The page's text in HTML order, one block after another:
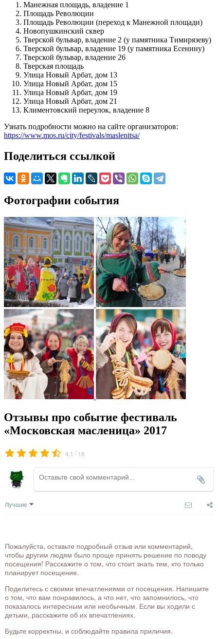
Манежная площадь, владение 1
Площадь Революции
Площадь Революции (переход к Манежной площади)
Новопушкинский сквер
Тверской бульвар, владение 2 (у памятника Тимирязеву)
Тверской бульвар, владение 19 (у памятника Есенину)
Тверской бульвар, владение 26
Тверская площадь
Улица Новый Арбат, дом 13
Улица Новый Арбат, дом 15
Улица Новый Арбат, дом 19
Улица Новый Арбат, дом 21
Климентовский переулок, владение 8
Узнать подробности можно на сайте организаторов:
https://www.mos.ru/city/festivals/maslenitsa/
Поделиться ссылкой
Фотографии события
Отзывы про событие фестиваль
«Московская масленица» 2017
4.1 / 16
Лучшие
Пожалуйста, оставьте подробный отзыв или комментарий,
чтобы другим людям было проще принять решение по поводу
посещения! Расскажите о том, что стоит знать тем, кто только
планирует посещение.
Поделитесь с своими впечатлениями от посещения. Напишите
о том, что вам понравилось, а что нет, что запомнилось, что
показалось интересным или необычным. Если вы ходили с
детьми, расскажите об их впечатлениях.
Будьте корректны, и соблюдайте правила приличия.